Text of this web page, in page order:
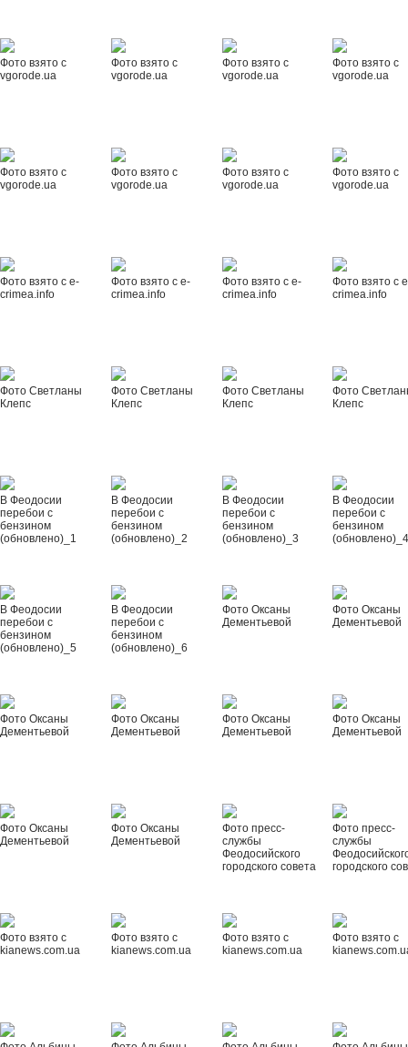
Фото взято с
vgorode.ua
Фото взято с
vgorode.ua
Фото взято с
vgorode.ua
Фото взято с
vgorode.ua
Фото взято с
vgorode.ua
Фото взято с
vgorode.ua
Фото взято с
vgorode.ua
Фото взято с
vgorode.ua
Фото взято с e-
crimea.info
Фото взято с e-
crimea.info
Фото взято с e-
crimea.info
Фото взято с
crimea.info
Фото Светланы
Клепс
Фото Светланы
Клепс
Фото Светланы
Клепс
Фото
Клепс
В Феодосии
перебои с
бензином
(обновлено)_1
В Феодосии
перебои с
бензином
(обновлено)_2
В Феодосии
перебои с
бензином
(обновлено)_3
В Феодосии
перебои с
бензином
В Феодосии
перебои с
бензином
(обновлено)_5
В Феодосии
перебои с
бензином
(обновлено)_6
Фото Оксаны
Дементьевой
Фото Оксаны
Дементьевой
Фото Оксаны
Дементьевой
Фото Оксаны
Дементьевой
Фото Оксаны
Дементьевой
Фото Оксаны
Дементьевой
Фото Оксаны
Дементьевой
Фото Оксаны
Дементьевой
Фото пресс-
службы
Феодосийского
городского совета
Фото пресс-
службы
городского
Фото взято с
kianews.com.ua
Фото взято с
kianews.com.ua
Фото взято с
kianews.com.ua
Фото взято с